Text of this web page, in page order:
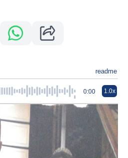
readme
0:00 1.0x